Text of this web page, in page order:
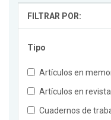
FILTRAR POR:
Tipo
Artículos en
Artículos en
Cuadernos de